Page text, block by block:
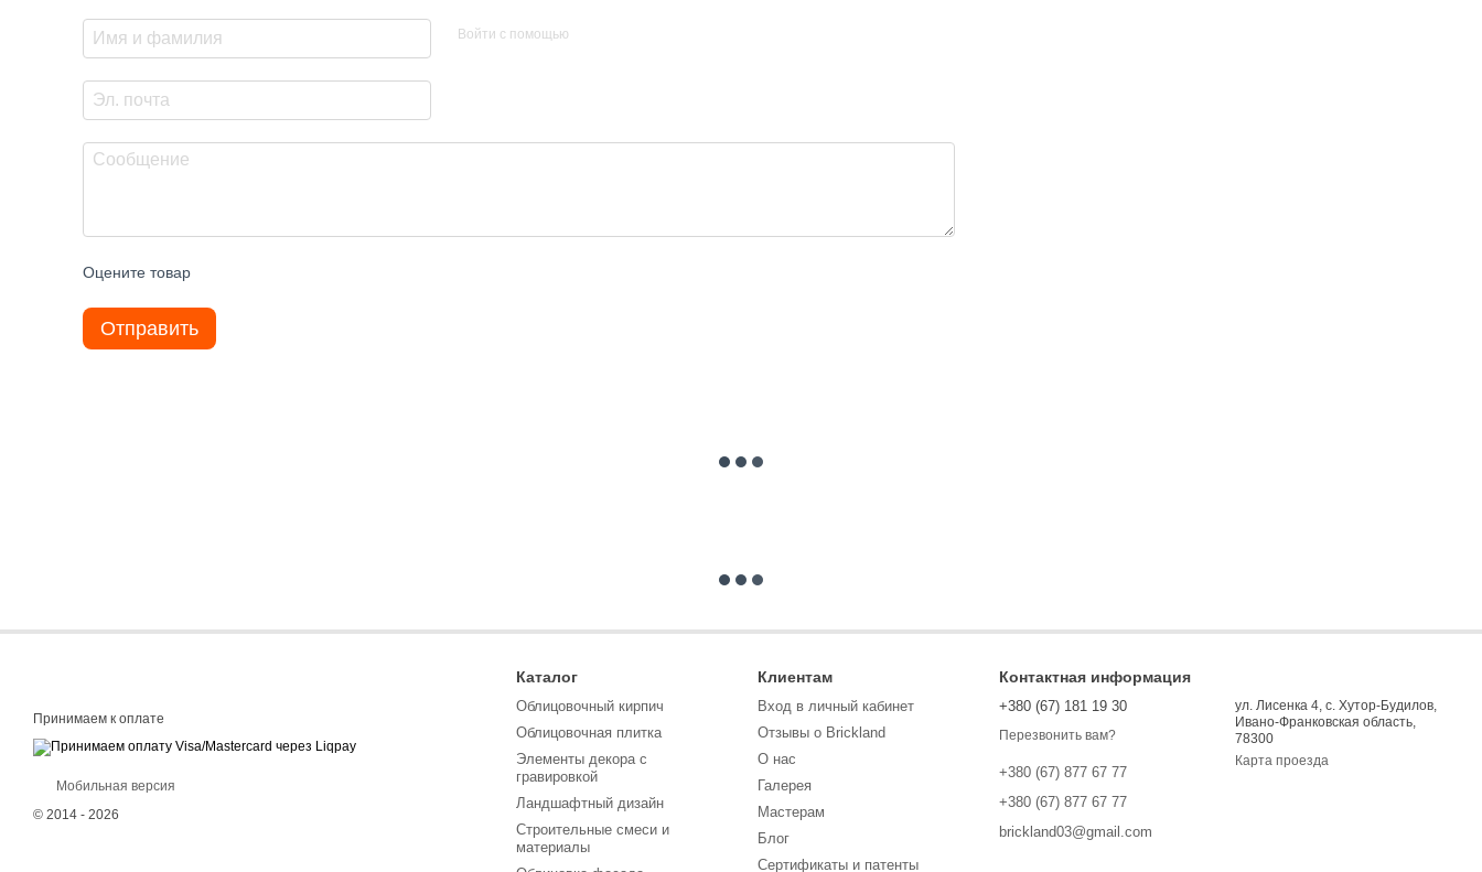
Войти с помощью
Оцените товар
Отправить
Принимаем к оплате
Мобильная версия
© 2014 - 2026
Каталог
Облицовочный кирпич
Облицовочная плитка
Элементы декора с
гравировкой
Ландшафтный дизайн
Строительные смеси и
материалы
Клиентам
Вход в личный кабинет
Отзывы о Brickland
О нас
Галерея
Мастерам
Блог
Сертификаты и патенты
Контактная информация
+380 (67) 181 19 30
Перезвонить вам?
+380 (67) 877 67 77
+380 (67) 877 67 77
brickland03@gmail.com
ул. Лисенка 4, с. Хутор-Будилов,
Ивано-Франковская область,
78300
Карта проезда